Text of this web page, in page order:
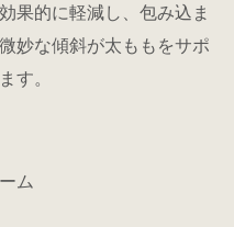
果的に軽減し、包み込ま
妙な傾斜が太ももをサポ
す。
ム